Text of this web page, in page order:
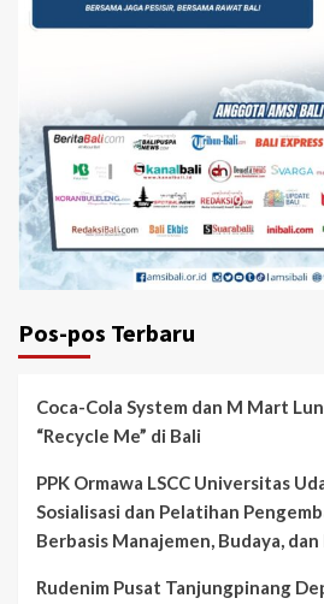
Pos-pos Terbaru
Coca-Cola System dan M Mart
“Recycle Me” di Bali
PPK Ormawa LSCC Universitas
Sosialisasi dan Pelatihan
Berbasis Manajemen, Budaya,
Rudenim Pusat Tanjungpinang